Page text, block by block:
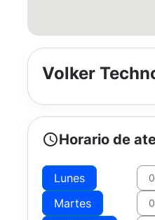
Volker
Horario de
Lunes
Martes